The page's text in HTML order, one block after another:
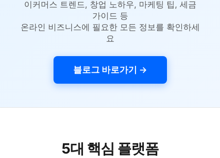
이커머스 트렌드, 창업 노하우, 마케팅 팁, 세금
가이드 등
온라인 비즈니스에 필요한 모든 정보를 확인하세
요
블로그 바로가기 →
5대 핵심 플랫폼